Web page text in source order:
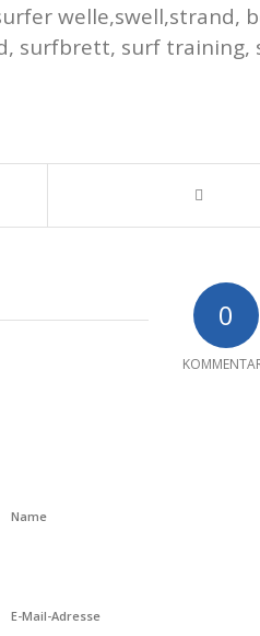
welle,swell,strand,
surfbrett, surf training,
0
Name
E-Mail-Adresse